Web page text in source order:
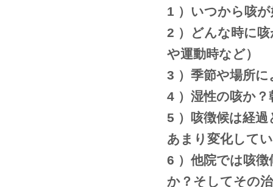
1 ）いつから咳
2 ）どんな時に
や運動時など）
3 ）季節や場所
4 ）湿性の咳か？
5 ）咳徴候は経
あまり変化して
6 ）他院では咳
か？そしてその